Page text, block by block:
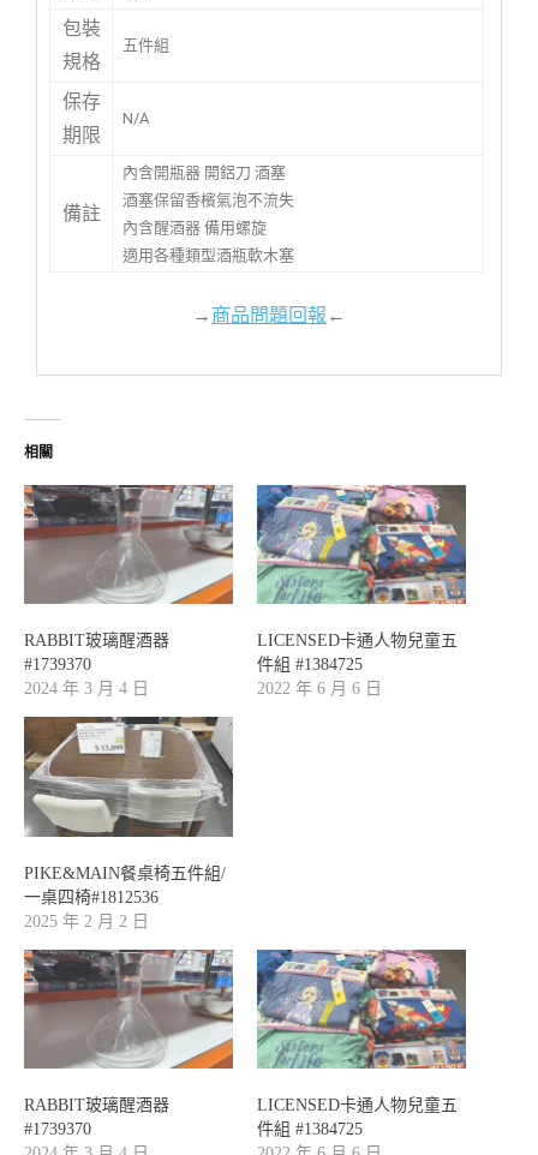
包裝
規格
五件組
保存
期限
N/A
備註
內含開瓶器 開鋁刀 酒塞
酒塞保留香檳氣泡不流失
內含醒酒器 備用螺旋
適用各種類型酒瓶軟木塞
→商品問題回報←
相關
RABBIT玻璃醒酒器
#1739370
2024 年 3 月 4 日
LICENSED卡通人物兒童五
件組 #1384725
2022 年 6 月 6 日
PIKE&MAIN餐桌椅五件組/
一桌四椅#1812536
2025 年 2 月 2 日
RABBIT玻璃醒酒器
#1739370
LICENSED卡通人物兒童五
件組 #1384725